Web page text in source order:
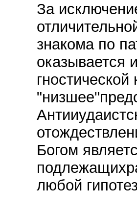
За
знакома по
оказывается
Богом
любой